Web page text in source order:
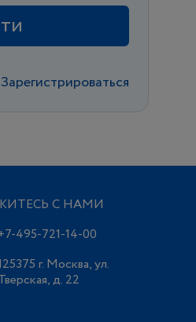
Зарегистрироваться
С НАМИ
495-721-14-00
г. Москва, ул.
д. 22